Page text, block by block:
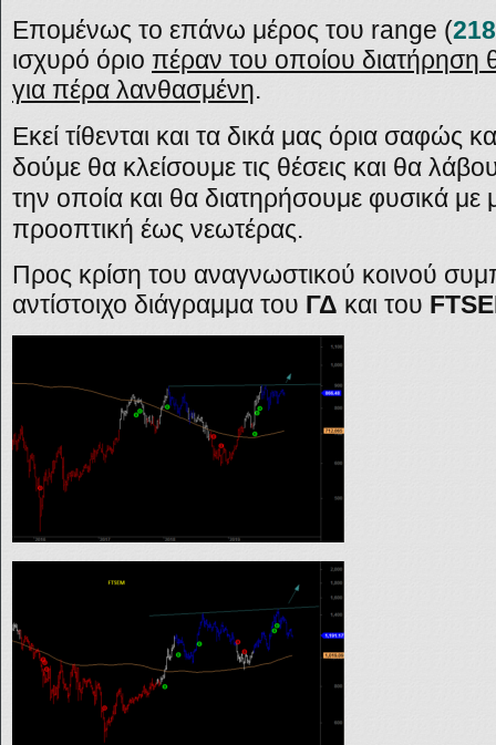
Επομένως το επάνω μέρος του range (
ισχυρό όριο πέραν του οποίου διατήρηση
για πέρα λανθασμένη.
Εκεί τίθενται και τα δικά μας όρια σαφώς
δούμε θα κλείσουμε τις θέσεις και θα
την οποία και θα διατηρήσουμε φυσικά
προοπτική έως νεωτέρας.
Προς κρίση του αναγνωστικού κοινού
αντίστοιχο διάγραμμα του ΓΔ και του